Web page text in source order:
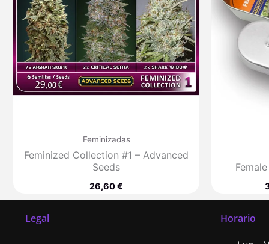
Feminizadas
Feminized Collection #1 – Advanced
Seeds
26,60€
Legal Horario